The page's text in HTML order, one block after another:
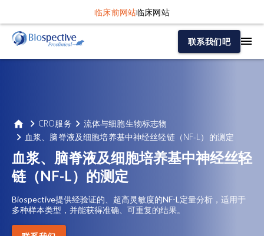
临床前网站临床网站
联系我们吧
CRO服务
流体与细胞生物标志物
血浆、脑脊液及细胞培养基中神经丝轻链（NF-L）的测定
血浆、脑脊液及细胞培养基中神经丝轻
链（NF-L）的测定
Biospective提供经验证的、超高灵敏度的NF-L定量分析，适用于
多种样本类型，并能获得准确、可重复的结果。